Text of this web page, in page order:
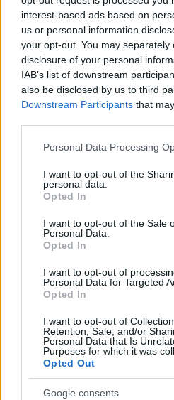
interest-based ads based on
us or personal information
your opt-out. You may
disclosure of your personal
IAB’s list of downstream
also be disclosed by us to third
Downstream Participants that
Please note that this website/app
not limited to your visit or usage
grant or deny consent to Google
use your data for below specified
consent section.
Personal Data Processing
I want to opt-out of the
personal data.
Opted In
I want to opt-out of the Sale
Personal Data.
Opted In
I want to opt-out of
Personal Data for Targeted
Opted In
I want to opt-out of
Retention, Sale, and/or
Personal Data that Is
Purposes for which it was
Opted Out
Google consents